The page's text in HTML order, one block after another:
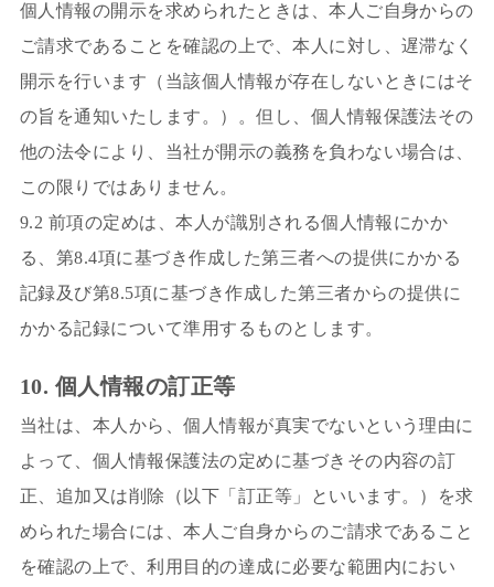
個人情報の開示を求められたときは、本人ご自身からの
ご請求であることを確認の上で、本人に対し、遅滞なく
開示を行います（当該個人情報が存在しないときにはそ
の旨を通知いたします。）。但し、個人情報保護法その
他の法令により、当社が開示の義務を負わない場合は、
この限りではありません。
9.2 前項の定めは、本人が識別される個人情報にかか
る、第8.4項に基づき作成した第三者への提供にかかる
記録及び第8.5項に基づき作成した第三者からの提供に
かかる記録について準用するものとします。
10. 個人情報の訂正等
当社は、本人から、個人情報が真実でないという理由に
よって、個人情報保護法の定めに基づきその内容の訂
正、追加又は削除（以下「訂正等」といいます。）を求
められた場合には、本人ご自身からのご請求であること
を確認の上で、利用目的の達成に必要な範囲内におい